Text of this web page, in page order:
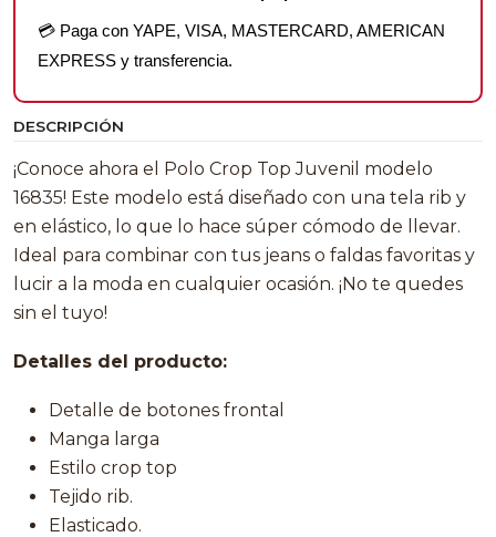
💳 Paga con YAPE, VISA, MASTERCARD, AMERICAN
EXPRESS y transferencia.
DESCRIPCIÓN
¡Conoce ahora el Polo Crop Top Juvenil modelo
16835! Este modelo está diseñado con una tela rib y
en elástico, lo que lo hace súper cómodo de llevar.
Ideal para combinar con tus jeans o faldas favoritas y
lucir a la moda en cualquier ocasión. ¡No te quedes
sin el tuyo!
Detalles del producto:
Detalle de botones frontal
Manga larga
Estilo crop top
Tejido rib.
Elasticado.